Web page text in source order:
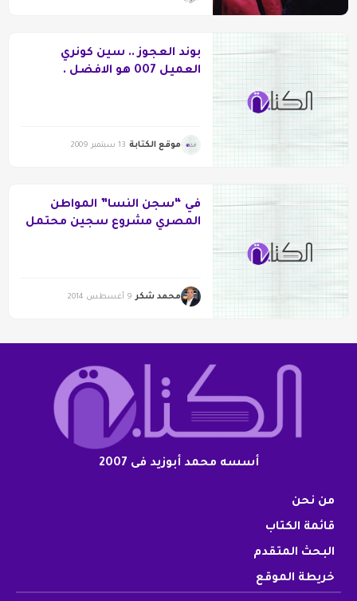
بوند العجوز .. سين كونري
العميل 007 هو الافضل .
موقع الكتابة 13 سبتمبر 2009
في “سجن النسا” المواطن
المصري مشروع سجين محتمل
محمد شكر 9 أغسطس 2014
أسسه محمد أبوزيد فى 2007
من نحن
قائمة الكتاب
البحث المتقدم
خريطة الموقع